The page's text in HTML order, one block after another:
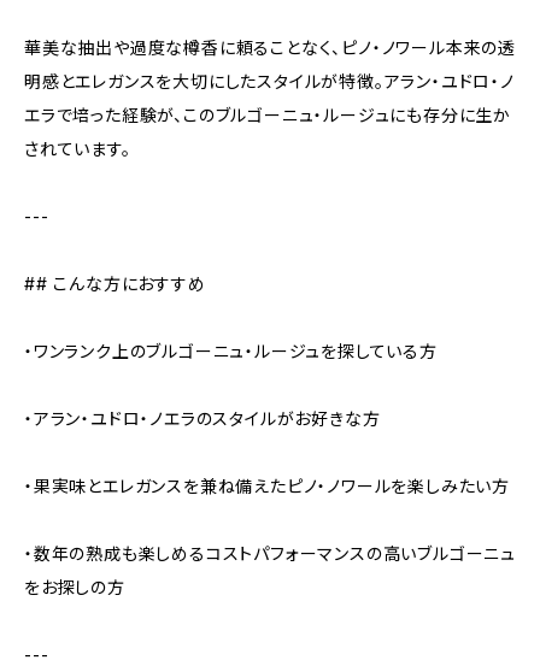
華美な抽出や過度な樽香に頼ることなく、ピノ・ノワール本来の透
明感とエレガンスを大切にしたスタイルが特徴。アラン・ユドロ・ノ
エラで培った経験が、このブルゴーニュ・ルージュにも存分に生か
されています。
---
## こんな方におすすめ
・ワンランク上のブルゴーニュ・ルージュを探している方
・アラン・ユドロ・ノエラのスタイルがお好きな方
・果実味とエレガンスを兼ね備えたピノ・ノワールを楽しみたい方
・数年の熟成も楽しめるコストパフォーマンスの高いブルゴーニュ
をお探しの方
---